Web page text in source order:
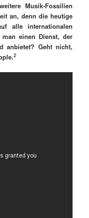
Musik-Fossilien
an, denn die heutige
alle internationalen
einen Dienst, der
anbietet? Geht nicht,
2